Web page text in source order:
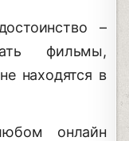
–
фильмы,
находятся в
онлайн